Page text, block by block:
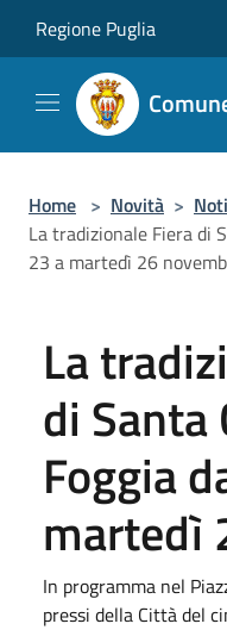
Regione Puglia
Home > Novità >
La tradizionale Fiera di
23 a martedì 26
La
di Santa
Foggia
martedì
In programma nel
pressi della Città del